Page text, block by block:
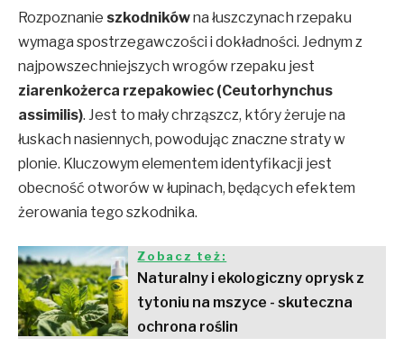
Rozpoznanie szkodnikówna łuszczynach rzepaku
wymaga spostrzegawczości i dokładności. Jednym z
najpowszechniejszych wrogów rzepaku jest
ziarenkożerca rzepakowiec (Ceutorhynchus
assimilis). Jest to mały chrząszcz, który żeruje na
łuskach nasiennych, powodując znaczne straty w
plonie. Kluczowym elementem identyfikacji jest
obecność otworów w łupinach, będących efektem
żerowania tego szkodnika.
Zobacz też:
Naturalny i ekologiczny oprysk z
tytoniu na mszyce - skuteczna
ochrona roślin